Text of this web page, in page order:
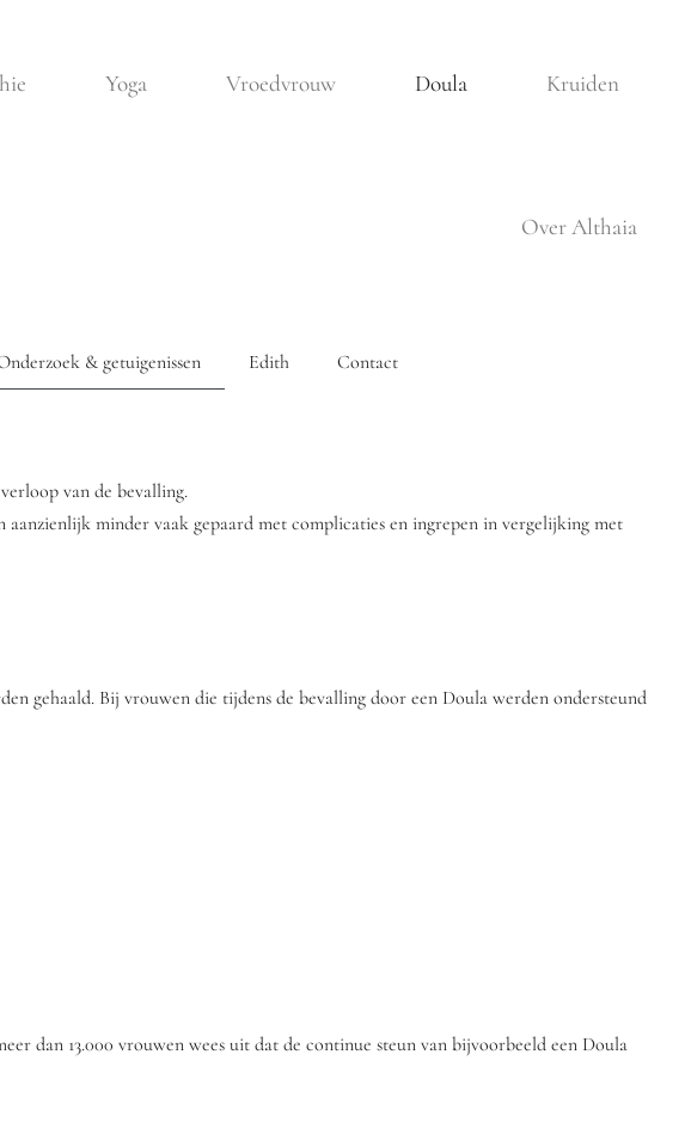
Yoga Vroedvrouw Doula Kruiden
Over Althaia
& getuigenissen Edith Contact
van de bevalling.
minder vaak gepaard met complicaties en ingrepen in vergelijking met
gehaald. Bij vrouwen die tijdens de bevalling door een Doula werden ondersteund
dan 13.000 vrouwen wees uit dat de continue steun van bijvoorbeeld een Doula